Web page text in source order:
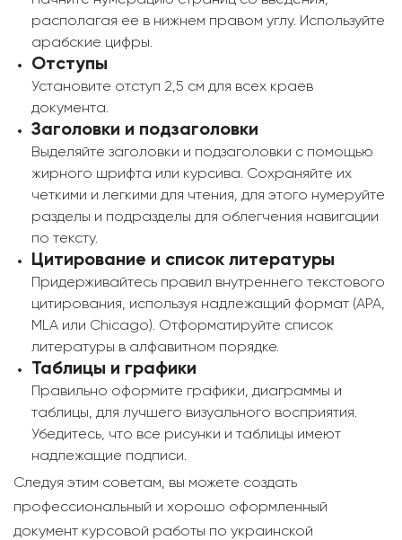
располагая ее в нижнем правом углу. Используйте
арабские цифры.
Отступы
Установите отступ 2,5 см для всех краев
документа.
Заголовки и подзаголовки
Выделяйте заголовки и подзаголовки с помощью
жирного шрифта или курсива. Сохраняйте их
четкими и легкими для чтения, для этого нумеруйте
разделы и подразделы для облегчения навигации
по тексту.
Цитирование и список литературы
Придерживайтесь правил внутреннего текстового
цитирования, используя надлежащий формат (APA,
MLA или Chicago). Отформатируйте список
литературы в алфавитном порядке.
Таблицы и графики
Правильно оформите графики, диаграммы и
таблицы, для лучшего визуального восприятия.
Убедитесь, что все рисунки и таблицы имеют
надлежащие подписи.
Следуя этим советам, вы можете создать
профессиональный и хорошо оформленный
документ курсовой работы по украинской